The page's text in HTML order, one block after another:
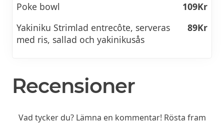
Poke bowl
109Kr
Yakiniku Strimlad entrecôte, serveras
med ris, sallad och yakinikusås
89Kr
Recensioner
Vad tycker du? Lämna en kommentar! Rösta fram